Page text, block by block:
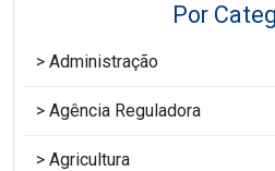
Por
Administração
Agência Reguladora
Agricultura